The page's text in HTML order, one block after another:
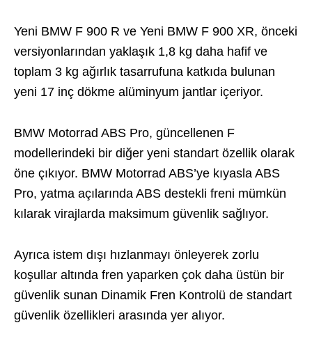
Yeni BMW F 900 R ve Yeni BMW F 900 XR, önceki
versiyonlarından yaklaşık 1,8 kg daha hafif ve
toplam 3 kg ağırlık tasarrufuna katkıda bulunan
yeni 17 inç dökme alüminyum jantlar içeriyor.
BMW Motorrad ABS Pro, güncellenen F
modellerindeki bir diğer yeni standart özellik olarak
öne çıkıyor. BMW Motorrad ABS’ye kıyasla ABS
Pro, yatma açılarında ABS destekli freni mümkün
kılarak virajlarda maksimum güvenlik sağlıyor.
Ayrıca istem dışı hızlanmayı önleyerek zorlu
koşullar altında fren yaparken çok daha üstün bir
güvenlik sunan Dinamik Fren Kontrolü de standart
güvenlik özellikleri arasında yer alıyor.